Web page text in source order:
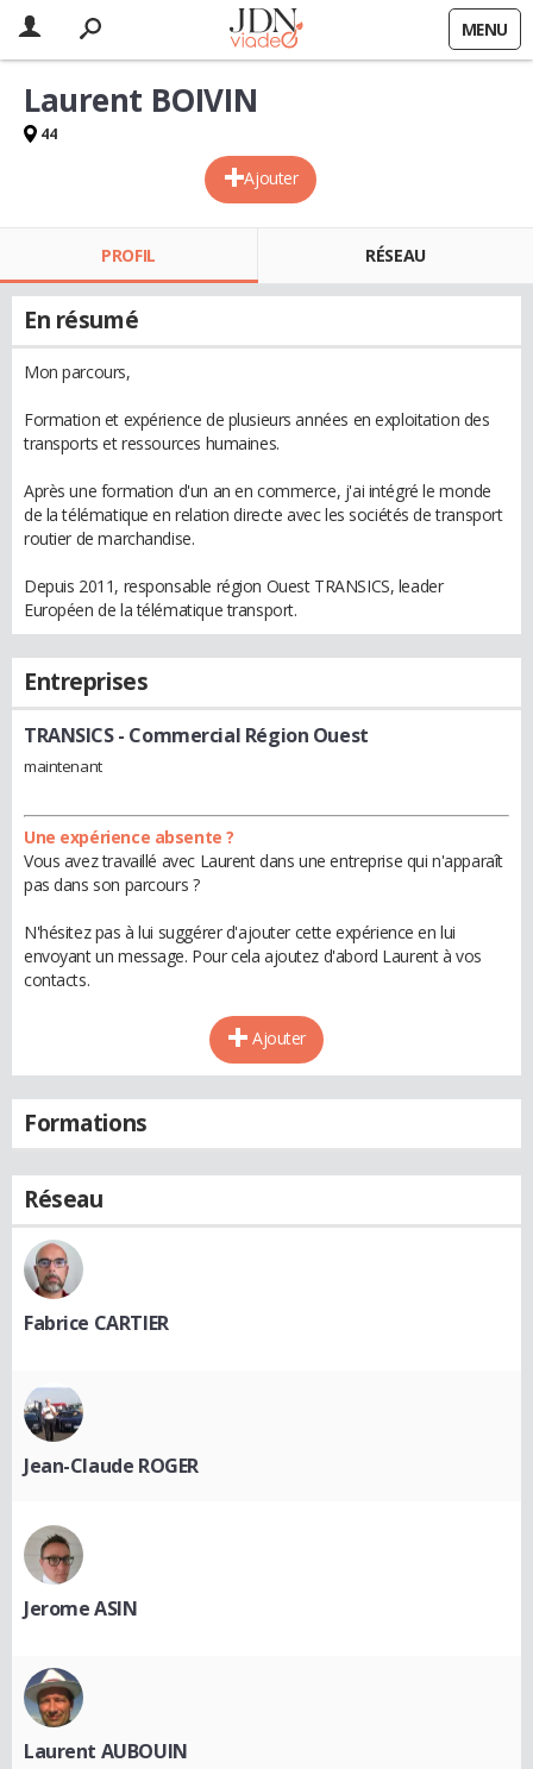
MENU
Ajouter
Laurent BOIVIN
44
PROFIL RÉSEAU
En résumé
Mon parcours,
Formation et expérience de plusieurs années en exploitation des
transports et ressources humaines.
Après une formation d'un an en commerce, j'ai intégré le monde
de la télématique en relation directe avec les sociétés de transport
routier de marchandise.
Depuis 2011, responsable région Ouest TRANSICS, leader
Européen de la télématique transport.
Entreprises
TRANSICS- Commercial Région Ouest
maintenant
Une expérience absente ?
Vous avez travaillé avec Laurent dans une entreprise qui n'apparaît
pas dans son parcours ?
N'hésitez pas à lui suggérer d'ajouter cette expérience en lui
envoyant un message. Pour cela ajoutez d'abord Laurent à vos
contacts.
Ajouter
Formations
Réseau
Fabrice CARTIER
Jean-Claude ROGER
Jerome ASIN
Laurent AUBOUIN